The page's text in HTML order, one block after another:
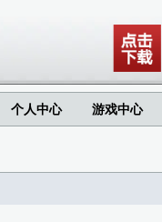
个人中心 游戏中心